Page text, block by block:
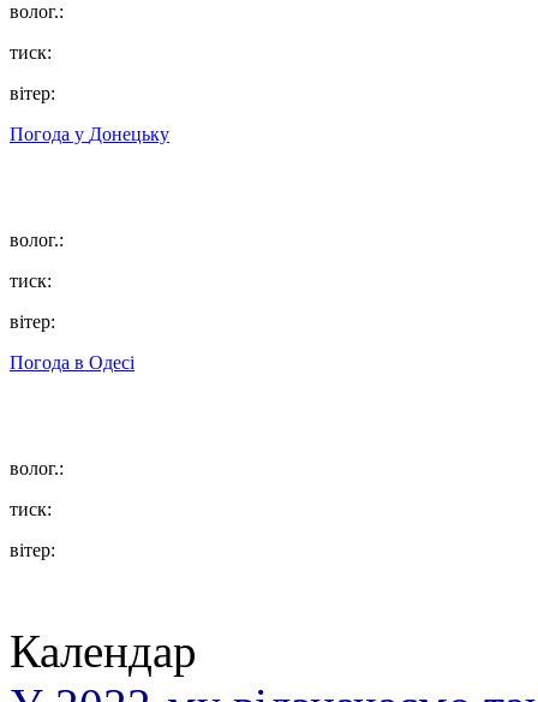
волог.:
тиск:
вітер:
Погода у Донецьку
волог.:
тиск:
вітер:
Погода в Одесі
волог.:
тиск:
вітер:
Календар